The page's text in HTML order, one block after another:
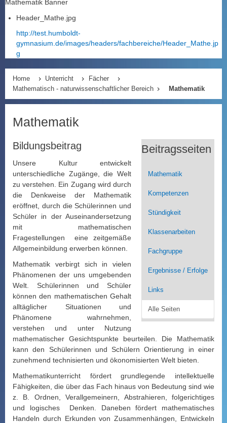
Mathematik Banner
Header_Mathe.jpg
http://test.humboldt-
gymnasium.de/images/headers/fachbereiche/Header_Mathe.jp
g
Home Unterricht
Fächer
Mathematisch - naturwissenschaftlicher Bereich
Mathematik
Mathematik
Beitragsseiten
Mathematik
Kompetenzen
Stündigkeit
Klassenarbeiten
Fachgruppe
Ergebnisse / Erfolge
Links
Alle Seiten
Bildungsbeitrag
Unsere Kultur entwickelt
unterschiedliche Zugänge, die Welt
zu verstehen. Ein Zugang wird durch
die Denkweise der Mathematik
eröffnet, durch die Schülerinnen und
Schüler in der Auseinandersetzung
mit mathematischen
Fragestellungen eine zeitgemäße
Allgemeinbildung erwerben können.
Mathematik verbirgt sich in vielen
Phänomenen der uns umgebenden
Welt. Schülerinnen und Schüler
können den mathematischen Gehalt
alltäglicher Situationen und
Phänomene wahrnehmen,
verstehen und unter Nutzung
mathematischer Gesichtspunkte beurteilen. Die Mathematik
kann den Schülerinnen und Schülern Orientierung in einer
zunehmend technisierten und ökonomisierten Welt bieten.
Mathematikunterricht fördert grundlegende intellektuelle
Fähigkeiten, die über das Fach hinaus von Bedeutung sind wie
z. B. Ordnen, Verallgemeinern, Abstrahieren, folgerichtiges
und logisches Denken. Daneben fördert mathematisches
Handeln durch Erkunden von Zusammenhängen, Entwickeln